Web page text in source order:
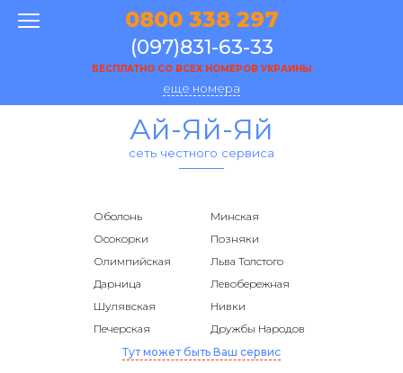
0800 338 297
(097)831-63-33
БЕСПЛАТНО СО ВСЕХ НОМЕРОВ УКРАИНЫ
еще номера
Ай-Яй-Яй
сеть честного сервиса
Оболонь
Минская
Осокорки
Позняки
Олимпийская
Льва Толстого
Дарница
Левобережная
Шулявская
Нивки
Печерская
Дружбы Народов
Тут может быть Ваш сервис